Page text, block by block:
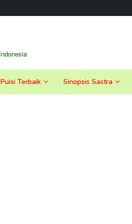
Puisi Terbaik Sinopsis Sastra